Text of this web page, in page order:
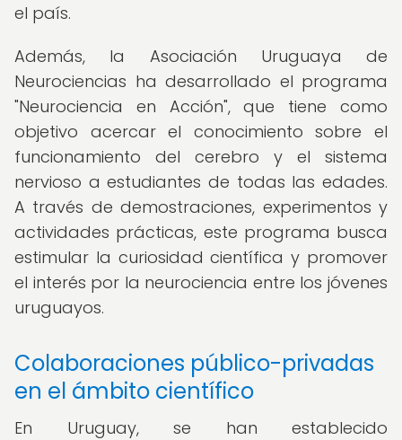
el país.
Además, la Asociación Uruguaya de
Neurociencias ha desarrollado el programa
"Neurociencia en Acción", que tiene como
objetivo acercar el conocimiento sobre el
funcionamiento del cerebro y el sistema
nervioso a estudiantes de todas las edades.
A través de demostraciones, experimentos y
actividades prácticas, este programa busca
estimular la curiosidad científica y promover
el interés por la neurociencia entre los jóvenes
uruguayos.
Colaboraciones público-privadas
en el ámbito científico
En Uruguay, se han establecido